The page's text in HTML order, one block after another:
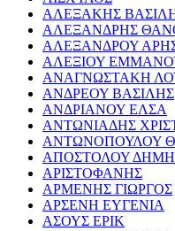
ΑΛΕΞΑΚΗΣ
ΑΛΕΞΑΝΔΡΗΣ
ΑΛΕΞΑΝΔΡΟΥ
ΑΛΕΞΙΟΥ
ΑΝΑΓΝΩΣΤΑΚΗ
ΑΝΔΡΕΟΥ ΒΑΣΙΛΗΣ
ΑΝΔΡΙΑΝΟΥ ΕΛΣΑ
ΑΝΤΩΝΙΑΔΗΣ
ΑΝΤΩΝΟΠΟΥΛΟΥ
ΑΠΟΣΤΟΛΟΥ
ΑΡΙΣΤΟΦΑΝΗΣ
ΑΡΜΕΝΗΣ ΓΙΩΡΓΟΣ
ΑΡΣΕΝΗ ΕΥΓΕΝΙΑ
ΑΣΟΥΣ ΕΡΙΚ